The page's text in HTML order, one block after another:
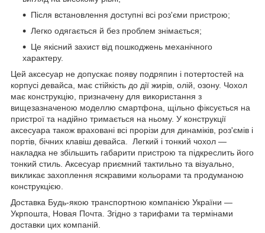
Після встановлення доступні всі роз'єми пристрою;
Легко одягається й без проблем знімається;
Це якісний захист від пошкоджень механічного
характеру.
Цей аксесуар не допускає появу подряпин і потертостей на
корпусі девайса, має стійкість до дії жирів, олій, озону. Чохол
має конструкцію, призначену для використання з
вищезазначеною моделлю смартфона, щільно фіксується на
пристрої та надійно тримається на ньому. У конструкції
аксесуара також враховані всі прорізи для динаміків, роз'ємів і
портів, бічних клавіш девайса. Легкий і тонкий чохол —
накладка не збільшить габарити пристрою та підкреслить його
тонкий стиль. Аксесуар приємний тактильно та візуально,
викликає захоплення яскравими кольорами та продуманою
конструкцією.
Доставка Будь-якою транспортною компанією України —
Укрпошта, Новая Почта. Згідно з тарифами та термінами
доставки цих компаній.